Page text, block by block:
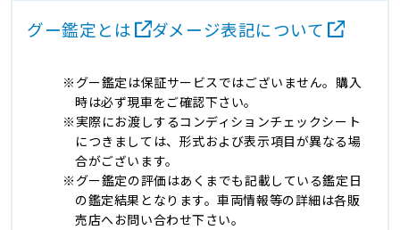
グー鑑定とは ダメージ表記について
グー鑑定は保証サービスではございません。購入
時は必ず現車をご確認下さい。
実際にお渡しするコンディションチェックシート
につきましては、形式および表示項目が異なる場
合がございます。
グー鑑定の評価はあくまでも記載している鑑定日
の鑑定結果となります。車両情報等の詳細は各販
売店へお問い合わせ下さい。